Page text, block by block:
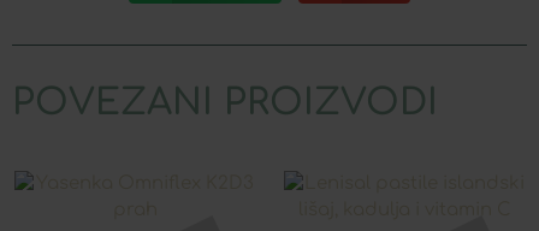
POVEZANI PROIZVODI